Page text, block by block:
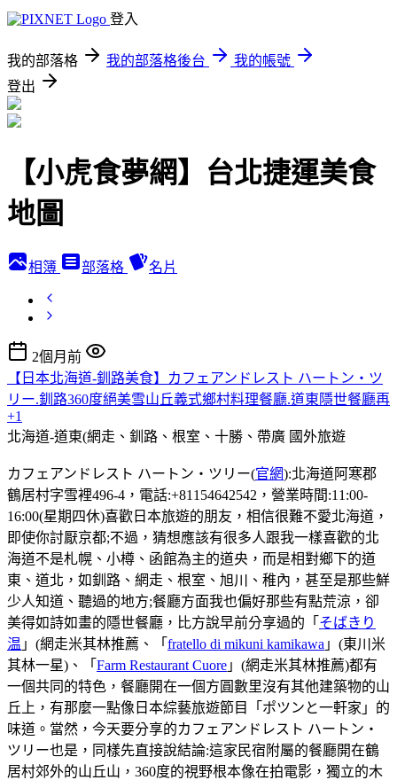
登入
我的部落格 我的部落格後台
我的帳號
登出
【小虎食夢網】台北捷運美食
地圖
相簿 部落格 名片
2個月前
【日本北海道-釧路美食】カフェアンドレスト ハートン・ツ
リー.釧路360度絕美雪山丘義式鄉村料理餐廳.道東隱世餐廳再
+1
北海道-道東(網走、釧路、根室、十勝、帶廣 國外旅遊
カフェアンドレスト ハートン・ツリー(官網):北海道阿寒郡
鶴居村字雪裡496-4，電話:+81154642542，營業時間:11:00-
16:00(星期四休)喜歡日本旅遊的朋友，相信很難不愛北海道，
即使你討厭京都;不過，猜想應該有很多人跟我一樣喜歡的北
海道不是札幌、小樽、函館為主的道央，而是相對鄉下的道
東、道北，如釧路、網走、根室、旭川、稚內，甚至是那些鮮
少人知道、聽過的地方;餐廳方面我也偏好那些有點荒涼，卻
美得如詩如畫的隱世餐廳，比方說早前分享過的「 そばきり
温 」(網走米其林推薦、「 fratello di mikuni kamikawa 」(東川米
其林一星)、「 Farm Restaurant Cuore 」(網走米其林推薦)都有
一個共同的特色，餐廳開在一個方圓數里沒有其他建築物的山
丘上，有那麼一點像日本綜藝旅遊節目「ポツンと一軒家」的
味道。當然，今天要分享的カフェアンドレスト ハートン・
ツリー也是，同樣先直接說結論:這家民宿附屬的餐廳開在鶴
居村郊外的山丘山，360度的視野根本像在拍電影，獨立的木